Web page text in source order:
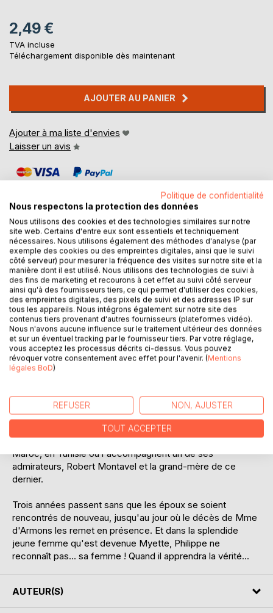
2,49 €
TVA incluse
Téléchargement disponible dès maintenant
AJOUTER AU PANIER
Ajouter à ma liste d'envies
Laisser un avis
DESCRIPTION
Au bord de la ruine, Mme d'Armons presse son fils Philippe
d'épouser une riche héritière, Myette Darteuil, qui vit chez
sa belle-mère depuis la mort de ses parents. Elle y mène
une existence misérable qui a profondément altéré sa
santé et ses facultés morales. Enlevée de nuit grâce à son
tuteur, elle est mariée peu après à Philippe qui n'a pas le
courage de vivre avec elle et part pour l'étranger.
En quelques mois, c'est la métamorphose complète de
celle que son mari considère comme une étrangère.
Théâtre, bals, réunions mondaines, voyages en Italie, au
Maroc, en Tunisie où l'accompagnent un de ses
admirateurs, Robert Montavel et la grand-mère de ce
dernier.
Trois années passent sans que les époux se soient
rencontrés de nouveau, jusqu'au jour où le décès de Mme
d'Armons les remet en présence. Et dans la splendide
jeune femme qu'est devenue Myette, Philippe ne
reconnaît pas... sa femme ! Quand il apprendra la vérité...
AUTEUR(S)
Politique de confidentialité
Nous respectons la protection des données
Nous utilisons des cookies et des technologies similaires sur notre
site web. Certains d'entre eux sont essentiels et techniquement
nécessaires. Nous utilisons également des méthodes d'analyse (par
exemple des cookies ou des empreintes digitales, ainsi que le suivi
côté serveur) pour mesurer la fréquence des visites sur notre site et la
manière dont il est utilisé. Nous utilisons des technologies de suivi à
des fins de marketing et recourons à cet effet au suivi côté serveur
ainsi qu'à des fournisseurs tiers, ce qui permet d'utiliser des cookies,
des empreintes digitales, des pixels de suivi et des adresses IP sur
tous les appareils. Nous intégrons également sur notre site des
contenus tiers provenant d'autres fournisseurs (plateformes vidéo).
Nous n'avons aucune influence sur le traitement ultérieur des données
et sur un éventuel tracking par le fournisseur tiers. Par votre réglage,
vous acceptez les processus décrits ci-dessus. Vous pouvez
révoquer votre consentement avec effet pour l'avenir. (Mentions
légales BoD)
REFUSER NON, AJUSTER
TOUT ACCEPTER